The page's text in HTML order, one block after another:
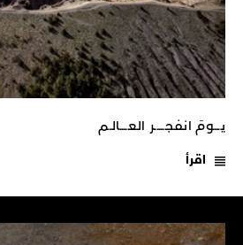
يـــومَ انفجـــــر العــــالـم
اقرأ